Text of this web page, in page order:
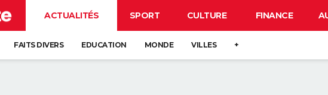
ACTUALITÉS SPORT CULTURE FINANCE
FAITS DIVERS EDUCATION MONDE VILLES +